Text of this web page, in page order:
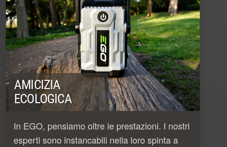
AMICIZIA
ECOLOGICA
In EGO, pensiamo oltre le prestazioni. I nostri
esperti sono instancabili nella loro spinta a